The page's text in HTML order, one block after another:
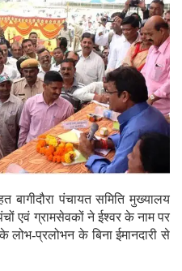
बागीदौरा पंचायत समिति मुख्यालय
एवं ग्रामसेवकों ने ईश्वर के नाम पर
लोभ-प्रलोभन के बिना ईमानदारी से